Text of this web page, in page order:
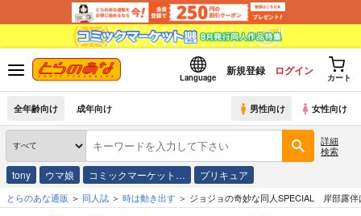
Language
新規登録 ログイン
カート
全年齢向け 成年向け 男性向け 女性向け
詳細
検索
tony ウマ娘 コミックマーケット… プリキュア
とらのあな通販 同人誌 時は動き出す ジョジョの奇妙な同人SPECIAL 岸部露伴